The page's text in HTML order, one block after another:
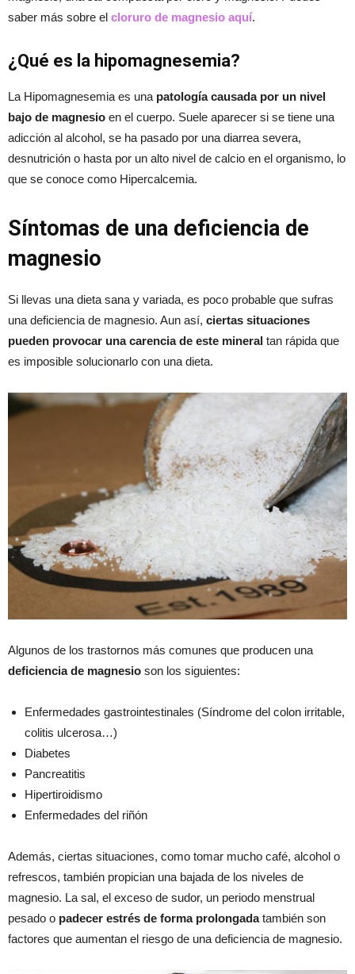
saber más sobre el cloruro de magnesio aquí.
¿Qué es la hipomagnesemia?
La Hipomagnesemia es unapatología causada por un nivel
bajo de magnesio en el cuerpo. Suele aparecer si se tiene una
adicción al alcohol, se ha pasado por una diarrea severa,
desnutrición o hasta por un alto nivel de calcio en el organismo, lo
que se conoce como Hipercalcemia.
Síntomas de una deficiencia de
magnesio
Si llevas una dieta sana y variada, es poco probable que sufras
una deficiencia de magnesio. Aun así, ciertas situaciones
pueden provocar una carencia de este mineral tan rápida que
es imposible solucionarlo con una dieta.
Algunos de los trastornos más comunes que producen una
deficiencia de magnesio son los siguientes:
Enfermedades gastrointestinales (Síndrome del colon irritable,
colitis ulcerosa…)
Diabetes
Pancreatitis
Hipertiroidismo
Enfermedades del riñón
Además, ciertas situaciones, como tomar mucho café, alcohol o
refrescos, también propician una bajada de los niveles de
magnesio. La sal, el exceso de sudor, un periodo menstrual
pesado o padecer estrés de forma prolongadatambién son
factores que aumentan el riesgo de una deficiencia de magnesio.